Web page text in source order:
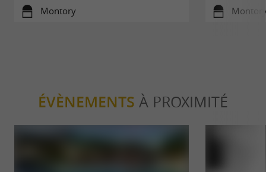
Montory
ÉVÈNEMENTS À PROXIMITÉ